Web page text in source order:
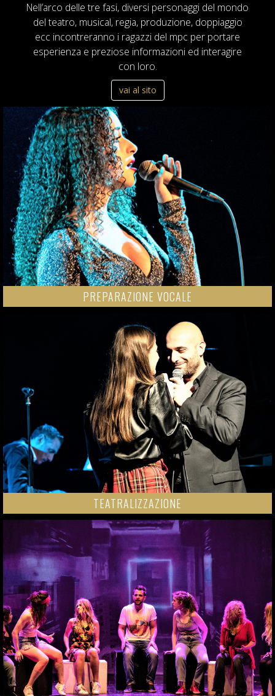
Nell’arco delle tre fasi, diversi personaggi del mondo
del teatro, musical, regia, produzione, doppiaggio
ecc incontreranno i ragazzi del mpc per portare
esperienza e preziose informazioni ed interagire
con loro.
vai al sito
PREPARAZIONE VOCALE
TEATRALIZZAZIONE